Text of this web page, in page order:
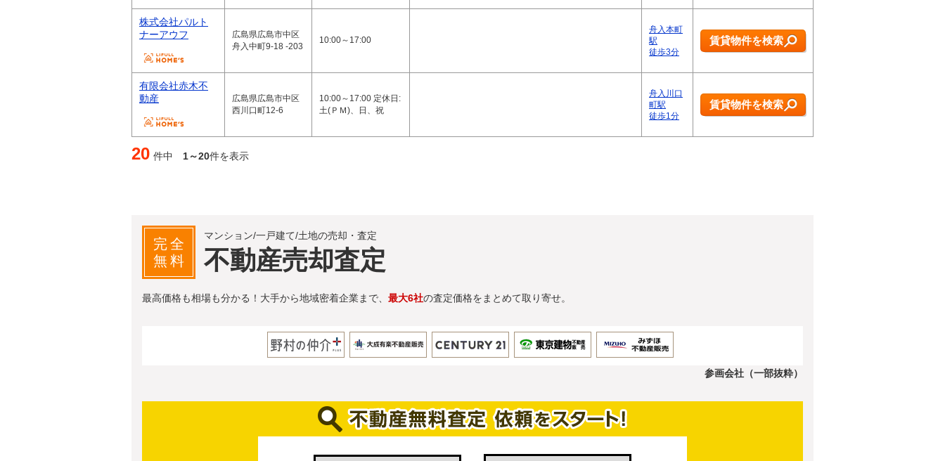
株式会社パルト
ナーアウフ
広島県広島市中区
舟入中町9-18 -203
10:00～17:00
舟入本町
駅
徒歩3分
賃貸物件を検索
有限会社赤木不
動産
広島県広島市中区
西川口町12-6
10:00～17:00 定休日:
土(ＰＭ)、日、祝
舟入川口
町駅
徒歩1分
賃貸物件を検索
20 件中 1～20件を表示
完全
無料
マンション/一戸建て/土地の売却・査定
不動産売却査定
最高価格も相場も分かる！大手から地域密着企業まで、 最大6社の査定価格をまとめて取り寄せ。
参画会社（一部抜粋）